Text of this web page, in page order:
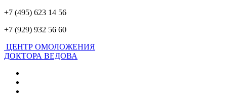
+7 (495) 623 14 56
+7 (929) 932 56 60
ЦЕНТР ОМОЛОЖЕНИЯ
ДОКТОРА ВЕДОВА